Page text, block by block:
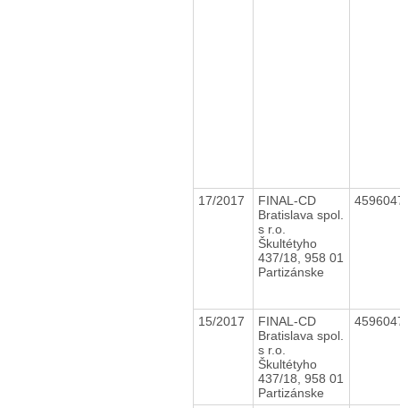
17/2017
FINAL-CD
Bratislava spol.
s r.o.
Škultétyho
437/18, 958 01
Partizánske
15/2017
FINAL-CD
Bratislava spol.
s r.o.
Škultétyho
437/18, 958 01
Partizánske